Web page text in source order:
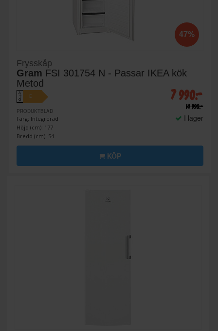
47%
Frysskåp
Gram FSI 301754 N - Passar IKEA kök
Metod
A
↑
G
E
PRODUKTBLAD
Färg: Integrerad
Höjd (cm): 177
Bredd (cm): 54
7 990:-
14 990:-
I lager
KÖP